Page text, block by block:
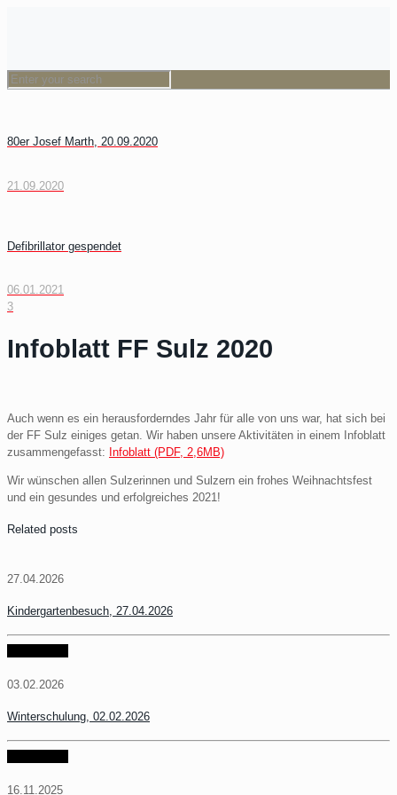
80er Josef Marth, 20.09.2020
21.09.2020
Defibrillator gespendet
06.01.2021
3
Infoblatt FF Sulz 2020
Auch wenn es ein herausforderndes Jahr für alle von uns war, hat sich bei
der FF Sulz einiges getan. Wir haben unsere Aktivitäten in einem Infoblatt
zusammengefasst: Infoblatt (PDF, 2,6MB)
Wir wünschen allen Sulzerinnen und Sulzern ein frohes Weihnachtsfest
und ein gesundes und erfolgreiches 2021!
Related posts
27.04.2026
Kindergartenbesuch, 27.04.2026
03.02.2026
Winterschulung, 02.02.2026
16.11.2025